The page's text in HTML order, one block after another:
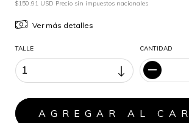
$150.91 USD Precio sin impuestos nacionales
Ver más detalles
TALLE CANTIDAD